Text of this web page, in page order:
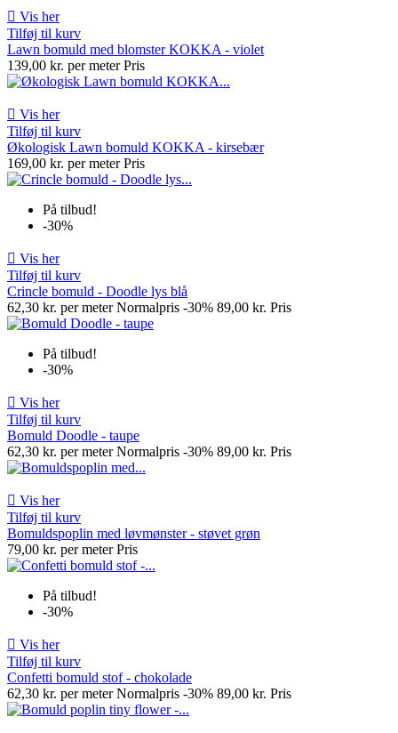
 Vis her
Tilføj til kurv
Lawn bomuld med blomster KOKKA - violet
139,00 kr. per meter Pris
 Vis her
Tilføj til kurv
Økologisk Lawn bomuld KOKKA - kirsebær
169,00 kr. per meter Pris
På tilbud!
-30%
 Vis her
Tilføj til kurv
Crincle bomuld - Doodle lys blå
62,30 kr. per meter Normalpris -30% 89,00 kr. Pris
På tilbud!
-30%
 Vis her
Tilføj til kurv
Bomuld Doodle - taupe
62,30 kr. per meter Normalpris -30% 89,00 kr. Pris
 Vis her
Tilføj til kurv
Bomuldspoplin med løvmønster - støvet grøn
79,00 kr. per meter Pris
På tilbud!
-30%
 Vis her
Tilføj til kurv
Confetti bomuld stof - chokolade
62,30 kr. per meter Normalpris -30% 89,00 kr. Pris